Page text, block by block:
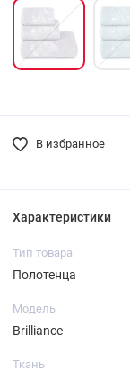
В избранное
Характеристики
Тип товара
Полотенца
Модель
Brilliance
Ткань